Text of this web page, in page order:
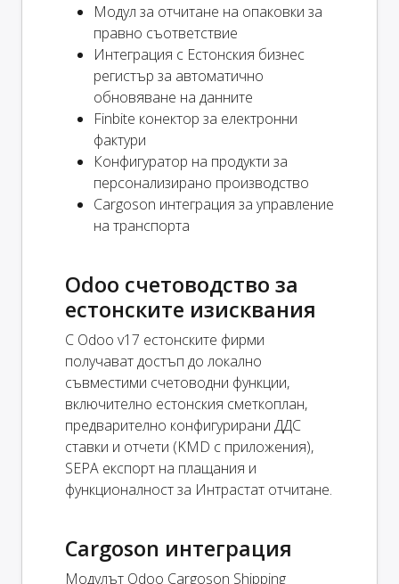
Модул за отчитане на опаковки за
правно съответствие
Интеграция с Естонския бизнес
регистър за автоматично
обновяване на данните
Finbite конектор за електронни
фактури
Конфигуратор на продукти за
персонализирано производство
Cargoson интеграция за управление
на транспорта
Odoo счетоводство за
естонските изисквания
С Odoo v17 естонските фирми
получават достъп до локално
съвместими счетоводни функции,
включително естонския сметкоплан,
предварително конфигурирани ДДС
ставки и отчети (KMD с приложения),
SEPA експорт на плащания и
функционалност за Интрастат отчитане.
Cargoson интеграция
Модулът Odoo Cargoson Shipping